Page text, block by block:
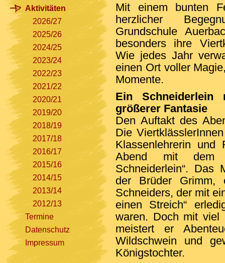
Mit einem bunten
herzlicher
Grundschule
besonders ihre
Wie jedes Jahr
einen Ort voller
Momente.
Ein
größerer Fantasie
Den Auftakt des
Die
Klassenlehrerin und
Abend mit dem
Schneiderlein“. Das
der Brüder Grimm,
Schneiders, der mit
einen Streich“
waren. Doch mit viel
meistert er
Wildschwein und
Königstochter.
Aktivitäten
2026/27
2025/26
2024/25
2023/24
2022/23
2021/22
2020/21
2019/20
2018/19
2017/18
2016/17
2015/16
2014/15
2013/14
2012/13
Termine
Datenschutz
Impressum